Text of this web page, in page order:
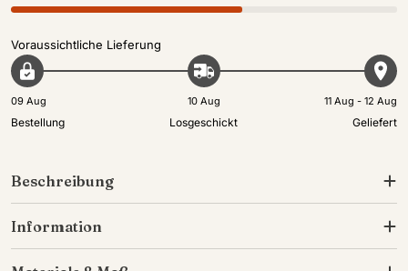
Voraussichtliche Lieferung
09 Aug
Bestellung
10 Aug
Losgeschickt
11 Aug - 12 Aug
Geliefert
Beschreibung
Information